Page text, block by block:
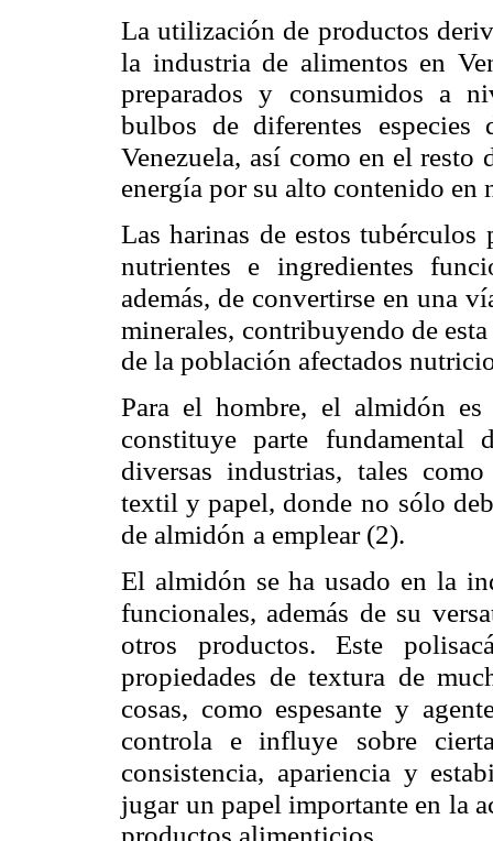
La utilización de productos
la industria de alimentos en
preparados y consumidos a
bulbos de diferentes
Venezuela, así como en el resto
energía por su alto contenido en
Las harinas de estos
nutrientes e ingredientes
además, de convertirse en una
minerales, contribuyendo de
de la población afectados
Para el hombre, el almidón
constituye parte fundamental
diversas industrias, tales
textil y papel, donde no sólo
de almidón a emplear (2).
El almidón se ha usado en la
funcionales, además de su
otros productos. Este
propiedades de textura de
cosas, como espesante y
controla e influye
sobre
consistencia, apariencia y
jugar un papel importante en la
productos alimenticios.